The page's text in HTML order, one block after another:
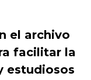
el archivo
facilitar la
estudiosos